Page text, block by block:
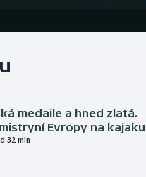
medaile a hned zlatá.
Evropy na kajaku
32 min